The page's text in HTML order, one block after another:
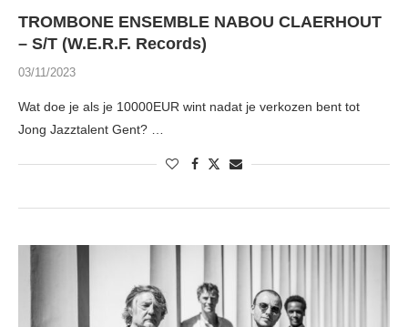
TROMBONE ENSEMBLE NABOU CLAERHOUT
– S/T (W.E.R.F. Records)
03/11/2023
Wat doe je als je 10000EUR wint nadat je verkozen bent tot
Jong Jazztalent Gent? …